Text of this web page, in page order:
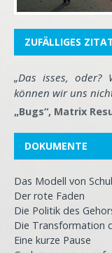
ZUFÄLLIGES
„Das isses,
können wir uns
„Bugs“, Matrix
DOKUMENTE
Das Modell von
Der rote Faden
Die Politik des
Die Transformation
Eine kurze Pause